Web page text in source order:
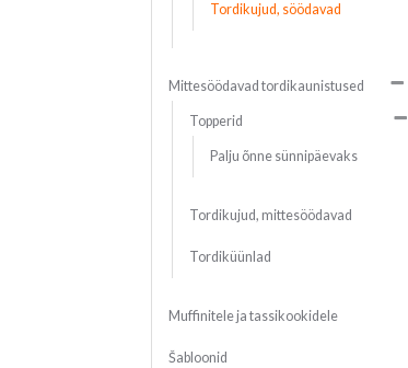
Tordikujud, söödavad
Mittesöödavad tordikaunistused
Topperid
Palju õnne sünnipäevaks
Tordikujud, mittesöödavad
Tordiküünlad
Muffinitele ja tassikookidele
Šabloonid